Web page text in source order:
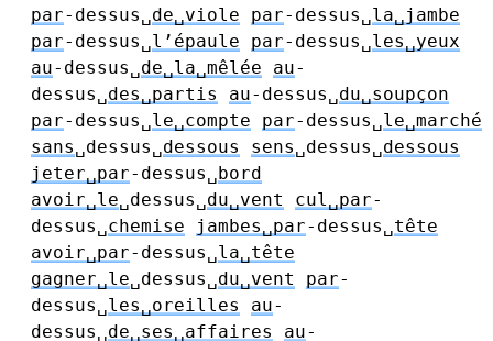
par-dessus␣de␣viole par-dessus␣la␣jambe
par-dessus␣l’épaule par-dessus␣les␣yeux
au-dessus␣de␣la␣mêlée au-
dessus␣des␣partis au-dessus␣du␣soupçon
par-dessus␣le␣compte par-dessus␣le␣marché
sans␣dessus␣dessous sens␣dessus␣dessous
jeter␣par-dessus␣bord
avoir␣le␣dessus␣du␣vent cul␣par-
dessus␣chemise jambes␣par-dessus␣tête
avoir␣par-dessus␣la␣tête
gagner␣le␣dessus␣du␣vent par-
dessus␣les␣oreilles au-
dessus␣de␣ses␣affaires au-